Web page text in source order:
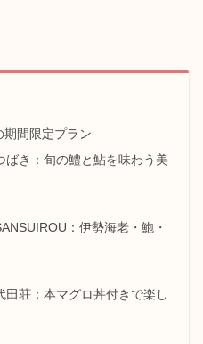
期間限定プラン
ばき：旬の鱧と鮎を味わう美
：伊勢海老・鮑・
荘：本マグロ丼付きで楽し